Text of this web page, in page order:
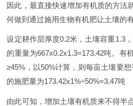
因此，最直接快速增加有机质的方法
何做到通过施用生物有机肥让土壤的
设定耕作层厚度0.2米，土壤容重1.3
的重量为667x0.2x1.3=173.42吨。有
≥45%，以50%计算，则每亩土壤要
的施肥量为173.42x1%÷50%=3.47吨
由此可知，增加土壤有机质来不得半